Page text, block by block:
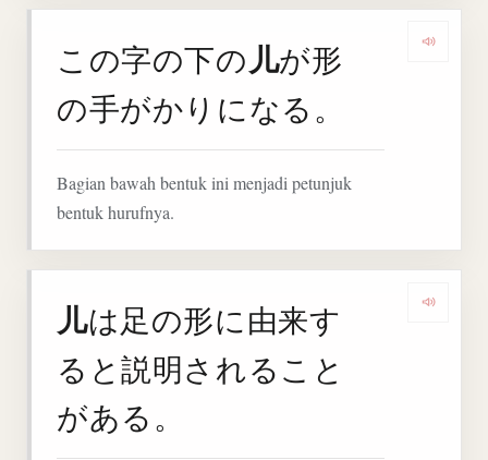
この字の下の儿が形
の手がかりになる。
Bagian bawah bentuk ini menjadi petunjuk
bentuk hurufnya.
儿は足の形に由来す
ると説明されること
がある。